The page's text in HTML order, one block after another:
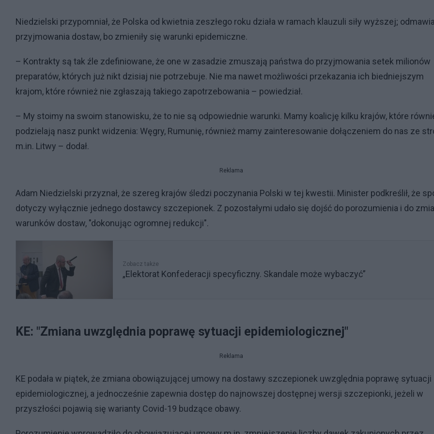
Niedzielski przypomniał, że Polska od kwietnia zeszłego roku działa w ramach klauzuli siły wyższej; odmawia
przyjmowania dostaw, bo zmieniły się warunki epidemiczne.
– Kontrakty są tak źle zdefiniowane, że one w zasadzie zmuszają państwa do przyjmowania setek milionów
preparatów, których już nikt dzisiaj nie potrzebuje. Nie ma nawet możliwości przekazania ich biedniejszym
krajom, które również nie zgłaszają takiego zapotrzebowania – powiedział.
– My stoimy na swoim stanowisku, że to nie są odpowiednie warunki. Mamy koalicję kilku krajów, które
podzielają nasz punkt widzenia: Węgry, Rumunię, również mamy zainteresowanie dołączeniem do nas ze
m.in. Litwy – dodał.
Reklama
Adam Niedzielski przyznał, że szereg krajów śledzi poczynania Polski w tej kwestii. Minister podkreślił, że
dotyczy wyłącznie jednego dostawcy szczepionek. Z pozostałymi udało się dojść do porozumienia i do
warunków dostaw, "dokonując ogromnej redukcji".
Zobacz także
„Elektorat Konfederacji specyficzny. Skandale może wybaczyć”
KE: "Zmiana uwzględnia poprawę sytuacji epidemiologicznej"
Reklama
KE podała w piątek, że zmiana obowiązującej umowy na dostawy szczepionek uwzględnia poprawę sytuacji
epidemiologicznej, a jednocześnie zapewnia dostęp do najnowszej dostępnej wersji szczepionki, jeżeli w
przyszłości pojawią się warianty Covid-19 budzące obawy.